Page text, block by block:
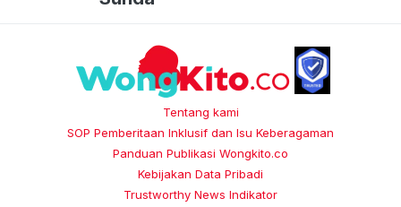
Tentang kami
SOP Pemberitaan Inklusif dan Isu Keberagaman
Panduan Publikasi Wongkito.co
Kebijakan Data Pribadi
Trustworthy News Indikator